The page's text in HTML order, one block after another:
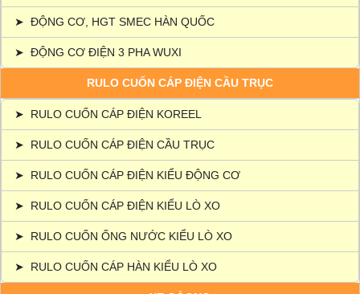
➤ ĐỘNG CƠ, HGT SMEC HÀN QUỐC
➤ ĐỘNG CƠ ĐIỆN 3 PHA WUXI
RULO CUỐN CÁP ĐIỆN CẦU TRỤC
➤ RULO CUỐN CÁP ĐIỆN KOREEL
➤ RULO CUỐN CÁP ĐIỆN CẦU TRỤC
➤ RULO CUỐN CÁP ĐIỆN KIỂU ĐỘNG CƠ
➤ RULO CUỐN CÁP ĐIỆN KIỂU LÒ XO
➤ RULO CUỐN ỐNG NƯỚC KIỂU LÒ XO
➤ RULO CUỐN CÁP HÀN KIỂU LÒ XO